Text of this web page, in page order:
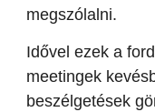
megszólalni.
Idővel ezek a
meetingek
beszélgetések